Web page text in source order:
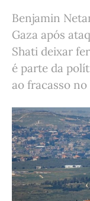
Benjamin
Gaza após
Shati deixar
é parte da
ao fracasso